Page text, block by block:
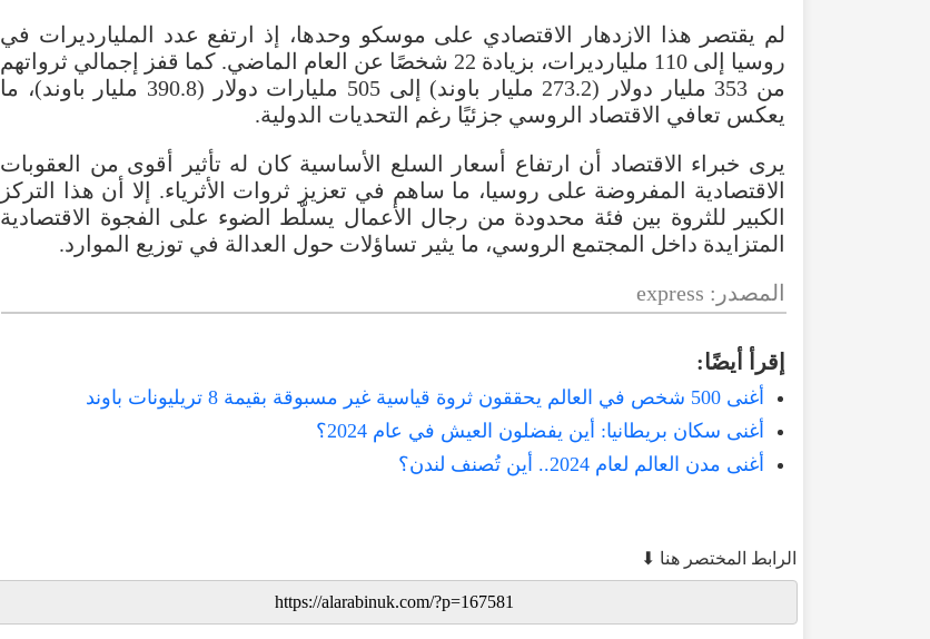
لم يقتصر هذا الازدهار الاقتصادي على موسكو وحدها، إذ ارتفع عدد المليارديرات في
روسيا إلى 110 مليارديرات، بزيادة 22 شخصًا عن العام الماضي. كما قفز إجمالي ثرواتهم
من 353 مليار دولار (273.2 مليار باوند) إلى 505 مليارات دولار (390.8 مليار باوند)، ما
يعكس تعافي الاقتصاد الروسي جزئيًا رغم التحديات الدولية.
يرى خبراء الاقتصاد أن ارتفاع أسعار السلع الأساسية كان له تأثير أقوى من العقوبات
الاقتصادية المفروضة على روسيا، ما ساهم في تعزيز ثروات الأثرياء. إلا أن هذا التركز
الكبير للثروة بين فئة محدودة من رجال الأعمال يسلّط الضوء على الفجوة الاقتصادية
المتزايدة داخل المجتمع الروسي، ما يثير تساؤلات حول العدالة في توزيع الموارد.
المصدر: express
إقرأ أيضًا:
أغنى 500 شخص في العالم يحققون ثروة قياسية غير مسبوقة بقيمة 8 تريليونات باوند
أغنى سكان بريطانيا: أين يفضلون العيش في عام 2024؟
أغنى مدن العالم لعام 2024.. أين تُصنف لندن؟
الرابط المختصر هنا ⬇